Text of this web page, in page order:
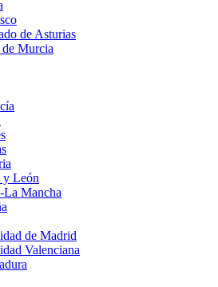
de Asturias
Murcia
y León
La Mancha
de Madrid
Valenciana